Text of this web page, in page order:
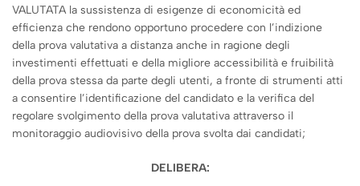
VALUTATA la sussistenza di esigenze di economicità ed
efficienza che rendono opportuno procedere con l’indizione
della prova valutativa a distanza anche in ragione degli
investimenti effettuati e della migliore accessibilità e fruibilità
della prova stessa da parte degli utenti, a fronte di strumenti atti
a consentire l’identificazione del candidato e la verifica del
regolare svolgimento della prova valutativa attraverso il
monitoraggio audiovisivo della prova svolta dai candidati;
DELIBERA: